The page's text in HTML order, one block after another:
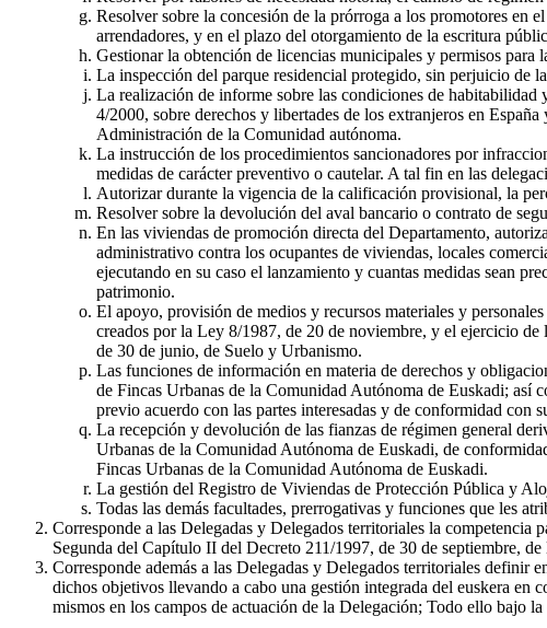
Resolver sobre la concesión de la prórroga a los promotores en
arrendadores, y en el plazo del otorgamiento de la escritura
Gestionar la obtención de licencias municipales y permisos
La inspección del parque residencial protegido, sin perjuicio de
La realización de informe sobre las condiciones de
4/2000, sobre derechos y libertades de los extranjeros en
Administración de la Comunidad autónoma.
La instrucción de los procedimientos sancionadores por
medidas de carácter preventivo o cautelar. A tal fin en las
Autorizar durante la vigencia de la calificación provisional, la
Resolver sobre la devolución del aval bancario o contrato de
En las viviendas de promoción directa del Departamento,
administrativo contra los ocupantes de viviendas, locales
ejecutando en su caso el lanzamiento y cuantas medidas sean
patrimonio.
El apoyo, provisión de medios y recursos materiales y
creados por la Ley 8/1987, de 20 de noviembre, y el ejercicio
de 30 de junio, de Suelo y Urbanismo.
Las funciones de información en materia de derechos y
de Fincas Urbanas de la Comunidad Autónoma de Euskadi; así
previo acuerdo con las partes interesadas y de conformidad con
La recepción y devolución de las fianzas de régimen general
Urbanas de la Comunidad Autónoma de Euskadi, de
Fincas Urbanas de la Comunidad Autónoma de Euskadi.
La gestión del Registro de Viviendas de Protección Pública y
Todas las demás facultades, prerrogativas y funciones que les
Corresponde a las Delegadas y Delegados territoriales la competencia
Segunda del Capítulo II del Decreto 211/1997, de 30 de septiembre, de
Corresponde además a las Delegadas y Delegados territoriales
dichos objetivos llevando a cabo una gestión integrada del euskera
mismos en los campos de actuación de la Delegación; Todo ello bajo